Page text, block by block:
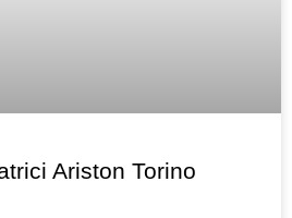
Ariston Torino